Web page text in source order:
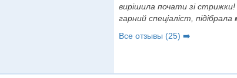
вирішила почати зі
гарний спеціаліст, підібрала
Все отзывы (25) ➡️